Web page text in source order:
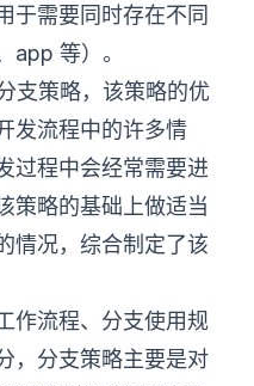
于需要同时存在不同
app 等）。
支策略，该策略的优
发流程中的许多情
过程中会经常需要进
策略的基础上做适当
情况，综合制定了该
作流程、分支使用规
，分支策略主要是对